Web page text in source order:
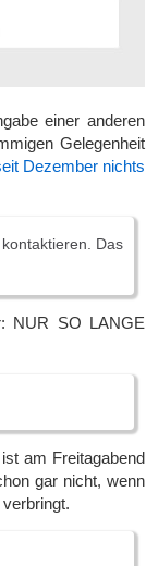
einer anderen
Gelegenheit
Dezember nichts
Das
NUR SO LANGE
am Freitagabend
gar nicht, wenn